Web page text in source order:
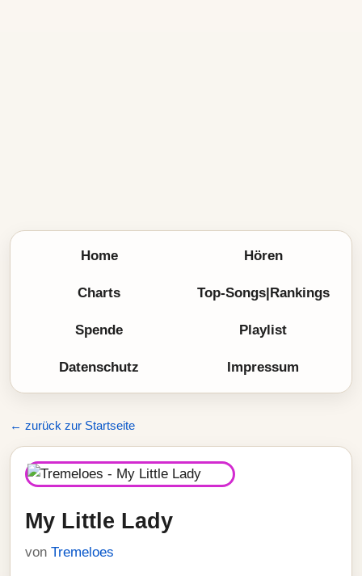
Home Hören
Charts Top-Songs|Rankings
Spende Playlist
Datenschutz Impressum
← zurück zur Startseite
My Little Lady
von Tremeloes